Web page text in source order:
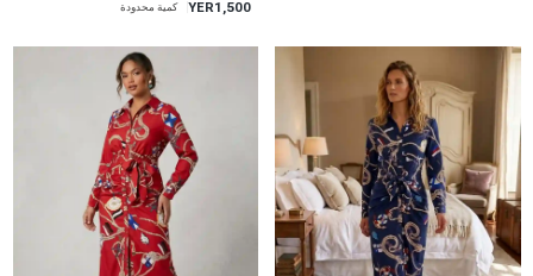
YER1,500 كمية محدودة